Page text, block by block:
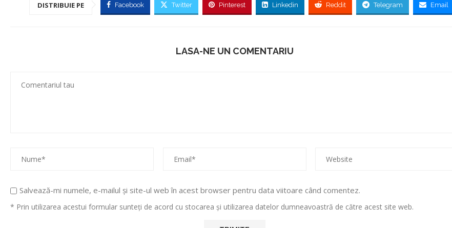
DISTRIBUIE PE Facebook Twitter Pinterest Linkedin Reddit Telegram Email
LASA-NE UN COMENTARIU
Salvează-mi numele, e-mailul și site-ul web în acest browser pentru data viitoare când comentez.
* Prin utilizarea acestui formular sunteți de acord cu stocarea și utilizarea datelor dumneavoastră de către acest site web.